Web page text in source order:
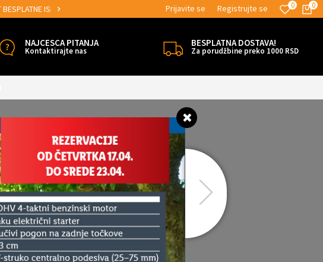
MOGUĆNOST ISPORUKE ZA 24H! 0
0
Prijavite se Registrujte se
NAJCESCA PITANJA
Kontaktirajte nas
BESPLATNA DOSTAVA!
Za porudžbine preko 1000 RSD